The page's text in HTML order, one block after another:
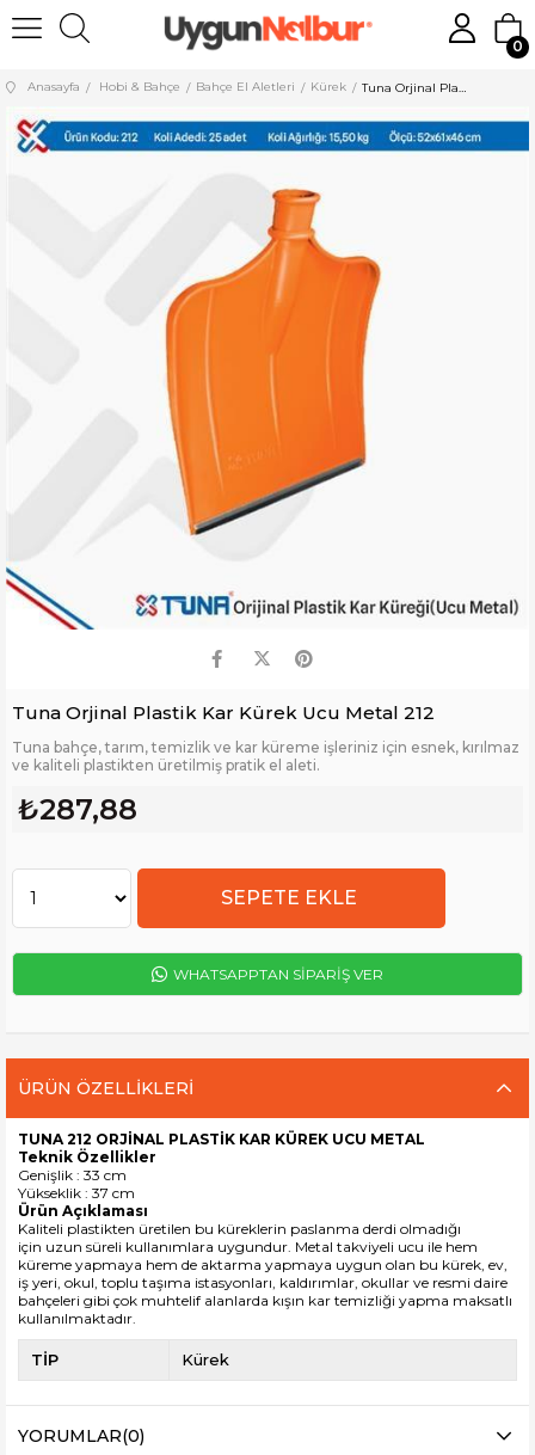
0
Anasayfa Hobi & Bahçe Bahçe El Aletleri Kürek
Tuna Orjinal Plastik Kar Kürek Ucu Metal 212
Tuna bahçe, tarım, temizlik ve kar küreme işleriniz için esnek, kırılmaz
ve kaliteli plastikten üretilmiş pratik el aleti.
₺287,88
WHATSAPPTAN SİPARİŞ VER
ÜRÜN ÖZELLIKLERI
TUNA 212 ORJİNAL PLASTİK KAR KÜREK UCU METAL
Teknik Özellikler
Genişlik : 33 cm
Yükseklik : 37 cm
Ürün Açıklaması
Kaliteli plastikten üretilen bu küreklerin paslanma derdi olmadığı
için uzun süreli kullanımlara uygundur. Metal takviyeli ucu ile hem
küreme yapmaya hem de aktarma yapmaya uygun olan bu kürek, ev,
iş yeri, okul, toplu taşıma istasyonları, kaldırımlar, okullar ve resmi daire
bahçeleri gibi çok muhtelif alanlarda kışın kar temizliği yapma maksatlı
kullanılmaktadır.
TİP Kürek
YORUMLAR(0)